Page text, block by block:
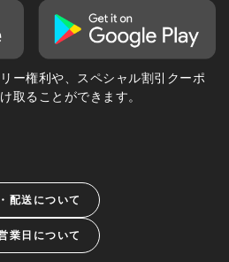
ー権利や、スペシャル割引クーポ
取ることができます。
配送について
業日について